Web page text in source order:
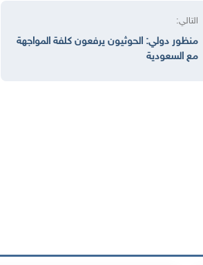
التالي:
منظور دولي: الحوثيون يرفعون كلفة المواجهة
مع السعودية